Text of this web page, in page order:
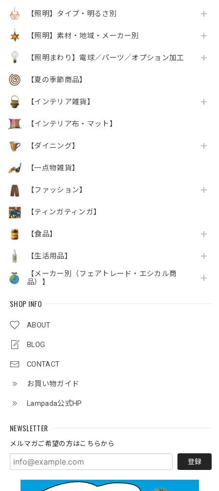
【照明】タイプ・明るさ別
【照明】素材・地域・メーカー別
【照明まわり】電球／パーツ／オプション加工
【夏の季節商品】
【インテリア雑貨】
【インテリア布・マット】
【ダイニング】
【一点物雑貨】
【ファッション】
【ティンガティンガ】
【食品】
【生活用品】
【メーカー別（フェアトレード・エシカル商
品）】
SHOP INFO
ABOUT
BLOG
CONTACT
お買い物ガイド
Lampada公式HP
NEWSLETTER
メルマガご希望の方はこちらから
登録